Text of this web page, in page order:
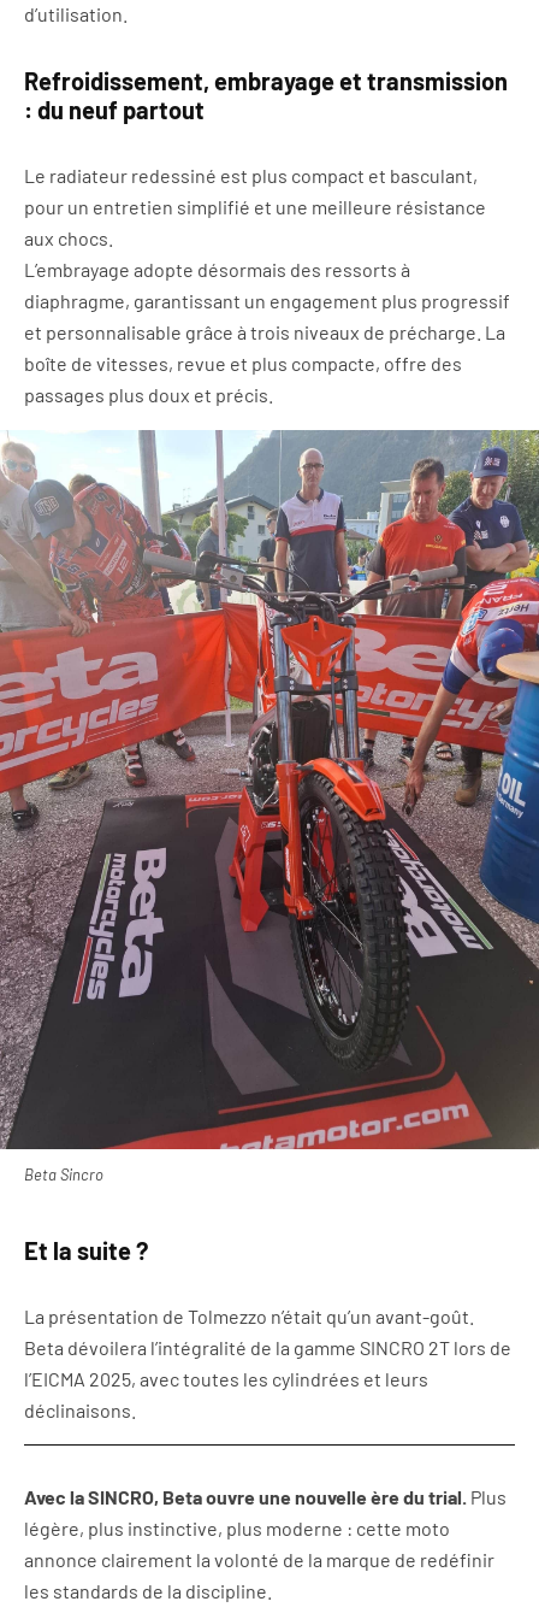
d’utilisation.
Refroidissement, embrayage et transmission
: du neuf partout
Le radiateur redessiné est plus compact et basculant,
pour un entretien simplifié et une meilleure résistance
aux chocs.
L’embrayage adopte désormais des ressorts à
diaphragme, garantissant un engagement plus progressif
et personnalisable grâce à trois niveaux de précharge. La
boîte de vitesses, revue et plus compacte, offre des
passages plus doux et précis.
Beta Sincro
Et la suite ?
La présentation de Tolmezzo n’était qu’un avant-goût.
Beta dévoilera l’intégralité de la gamme SINCRO 2T lors de
l’EICMA 2025, avec toutes les cylindrées et leurs
déclinaisons.
Avec la SINCRO, Beta ouvre une nouvelle ère du trial. Plus
légère, plus instinctive, plus moderne : cette moto
annonce clairement la volonté de la marque de redéfinir
les standards de la discipline.